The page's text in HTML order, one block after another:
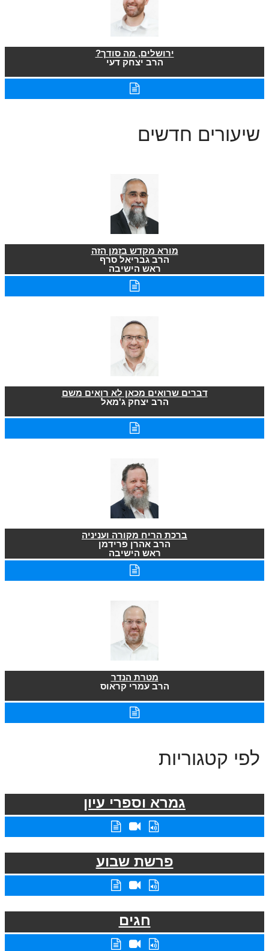
ירושלים, מה סודך?
הרב יצחק דעי
שיעורים חדשים
מורא מקדש בזמן הזה
הרב גבריאל סרף
ראש הישיבה
דברים שרואים מכאן לא רואים משם
הרב יצחק ג'מאל
ברכת הריח מקורה ועניניה
הרב אהרן פרידמן
ראש הישיבה
מטרת הנדר
הרב עמרי קראוס
לפי קטגוריות
גמרא וספרי עיון
פרשת שבוע
חגים